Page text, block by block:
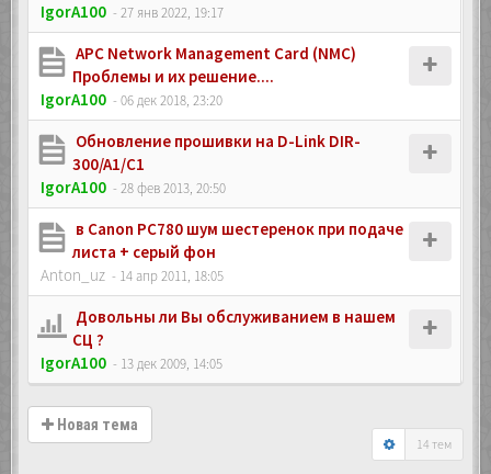
IgorA100 - 27 янв 2022, 19:17
APC Network Management Card (NMC)
Проблемы и их решение....
IgorA100 - 06 дек 2018, 23:20
Обновление прошивки на D-Link DIR-
300/A1/C1
IgorA100 - 28 фев 2013, 20:50
в Canon PC780 шум шестеренок при подаче
листа + серый фон
Anton_uz - 14 апр 2011, 18:05
Довольны ли Вы обслуживанием в нашем
СЦ ?
IgorA100 - 13 дек 2009, 14:05
Новая тема
14 тем